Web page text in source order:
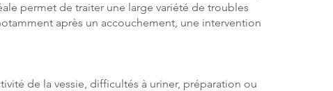
permet de traiter une large variété de troubles
après un accouchement, une intervention
de la vessie, difficultés à uriner, préparation ou